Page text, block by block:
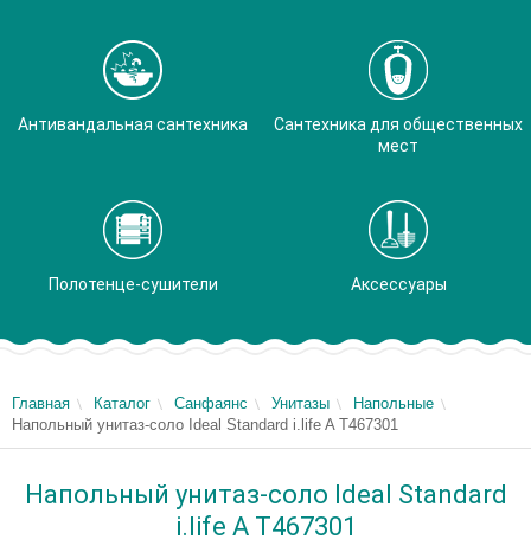
Антивандальная сантехника
Сантехника для общественных
мест
Полотенце-сушители Аксессуары
Главная Каталог Санфаянс Унитазы
Напольные
Напольный унитаз-соло Ideal Standard i.life A T467301
Напольный унитаз-соло Ideal Standard
i.life A T467301